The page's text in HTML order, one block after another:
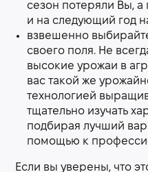
сезон потеряли Вы, а
и на следующий год
взвешенно
своего поля. Не
высокие урожаи в
вас такой же
технологией
тщательно изучать
подбирая лучший
помощью к
Если вы уверены, что